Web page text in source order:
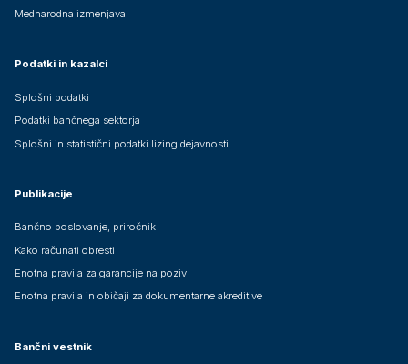
Mednarodna izmenjava
Podatki in kazalci
Splošni podatki
Podatki bančnega sektorja
Splošni in statistični podatki lizing dejavnosti
Publikacije
Bančno poslovanje, priročnik
Kako računati obresti
Enotna pravila za garancije na poziv
Enotna pravila in običaji za dokumentarne akreditive
Bančni vestnik